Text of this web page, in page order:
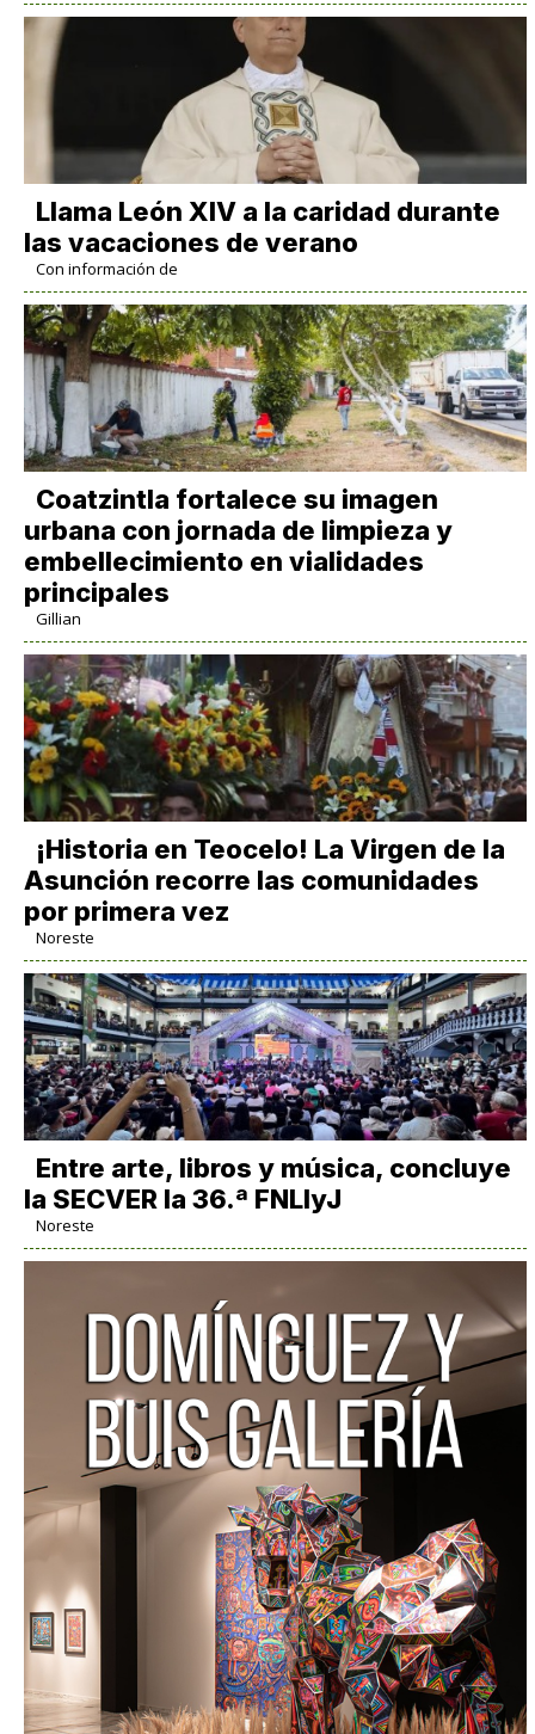
Llama León XIV a la caridad durante
las vacaciones de verano
Con información de
Coatzintla fortalece su imagen
urbana con jornada de limpieza y
embellecimiento en vialidades
principales
Gillian
​¡Historia en Teocelo! La Virgen de la
Asunción recorre las comunidades
por primera vez
Noreste
Entre arte, libros y música, concluye
la SECVER la 36.ª FNLIyJ
Noreste